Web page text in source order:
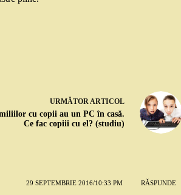
URMĂTORARTICOL
cu copii au un PC în casă.
Ce fac copiii cu el? (studiu)
29 SEPTEMBRIE 2016/10:33 PM RĂSPUNDE